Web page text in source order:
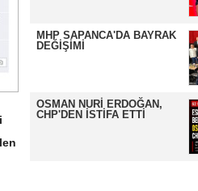
MHP SAPANCA'DA BAYRAK
DEĞİŞİMİ
OSMAN NURİ ERDOĞAN,
CHP'DEN İSTİFA ETTİ